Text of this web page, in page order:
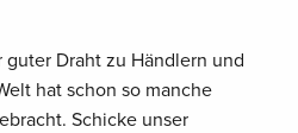
guter Draht zu Händlern und
hat schon so manche
Schicke unser